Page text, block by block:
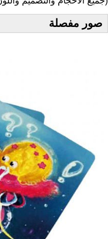
صور مفصلة